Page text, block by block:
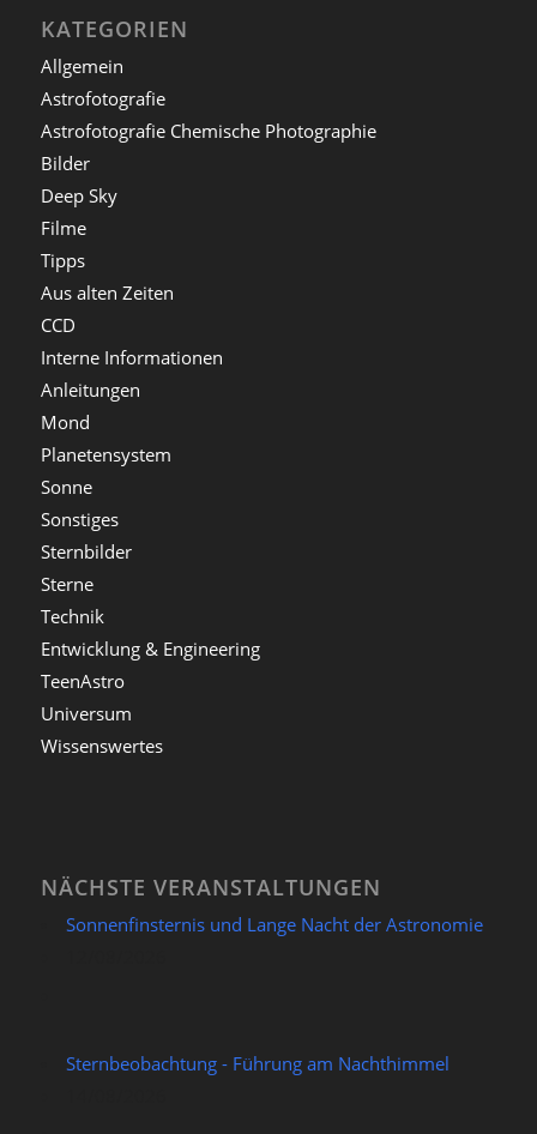
KATEGORIEN
Allgemein
Astrofotografie
Astrofotografie Chemische Photographie
Bilder
Deep Sky
Filme
Tipps
Aus alten Zeiten
CCD
Interne Informationen
Anleitungen
Mond
Planetensystem
Sonne
Sonstiges
Sternbilder
Sterne
Technik
Entwicklung & Engineering
TeenAstro
Universum
Wissenswertes
NÄCHSTE VERANSTALTUNGEN
Sonnenfinsternis und Lange Nacht der Astronomie
Sternbeobachtung - Führung am Nachthimmel